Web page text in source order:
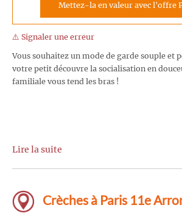
Mettez-la en valeur avec l'offre
⚠️ Signaler une erreur
Vous souhaitez un mode de garde souple et
votre petit découvre la socialisation en
familiale vous tend les bras !
Lire la suite
Crèches à Paris 11e